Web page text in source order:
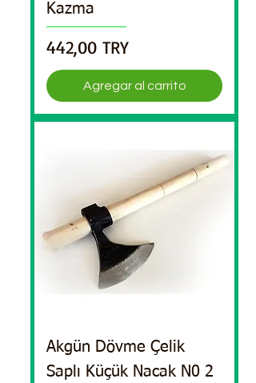
Kazma
Precio
442,00 TRY
Agregar al carrito
Akgün Dövme Çelik
Saplı Küçük Nacak N0 2